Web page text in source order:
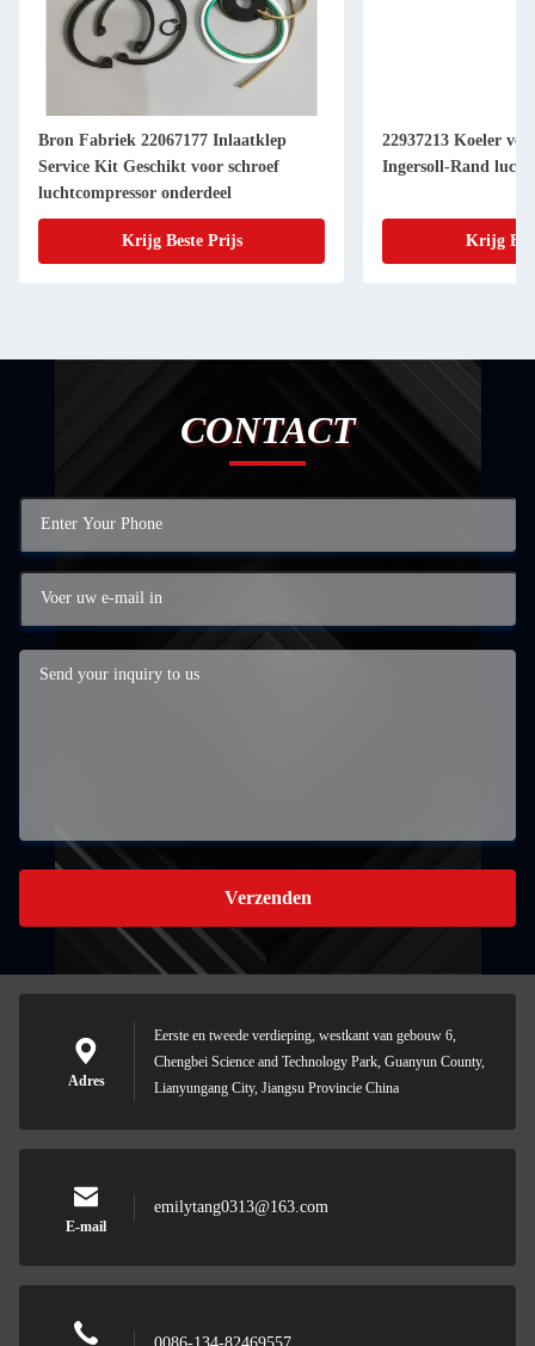
Bron Fabriek 22067177 Inlaatklep
Service Kit Geschikt voor schroef
luchtcompressor onderdeel
Krijg Beste Prijs
22937213 Koeler
Ingersoll-Rand
Krijg
CONTACT
Verzenden
Adres
Eerste en tweede verdieping, westkant van gebouw 6,
Chengbei Science and Technology Park, Guanyun County,
Lianyungang City, Jiangsu Provincie China
E-mail
emilytang0313@163.com